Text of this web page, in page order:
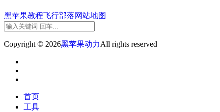
黑苹果教程飞行部落网站地图
Copyright © 2026黑苹果动力All rights reserved
首页
工具